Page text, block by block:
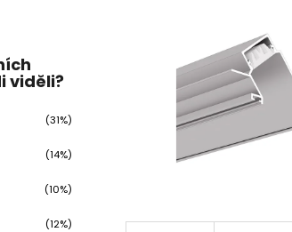
viděli?
(31%)
(14%)
(10%)
(12%)